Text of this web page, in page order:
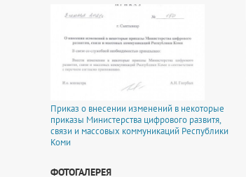
Приказ о внесении изменений в некоторые
приказы Министерства цифрового развитя,
связи и массовых коммуникаций Республики
Коми
ФОТОГАЛЕРЕЯ